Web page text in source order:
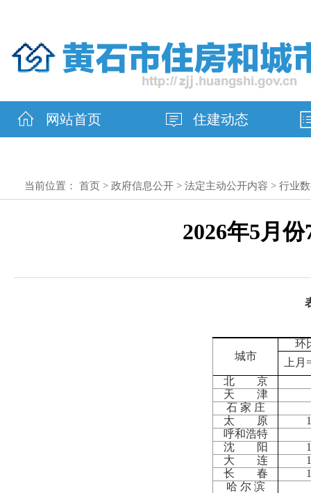
网站首页 住建动态
当前位置： 首页 > 政府信息公开 > 法定主动公开内容 > 行业
2026年5月
城市
环
上月
北 京
天 津
石 家 庄
太 原
呼和浩特
沈 阳
大 连
长 春
哈 尔 滨